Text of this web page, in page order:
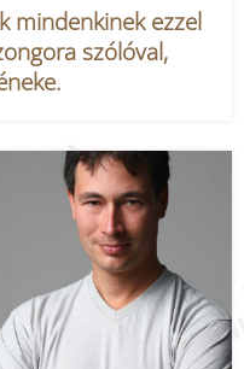
mindenkinek ezzel
szólóval,